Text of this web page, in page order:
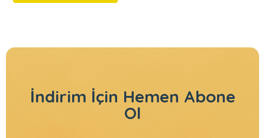
İndirim İçin Hemen Abone
Ol